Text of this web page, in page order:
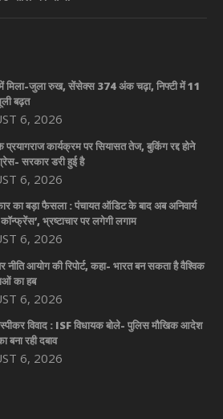
में मिला-जुला रुख, सेंसेक्स 374 अंक चढ़ा, निफ्टी में 11
बढ़त
6, 2026
प्रयागराज कार्यक्रम पर सियासत तेज, बुकिंग रद्द होने
सरकार डरी हुई है
6, 2026
का बड़ा फैसला : पंचायत ऑडिट के बाद अब अनिवार्य
कॉन्फ्रेंस’, भ्रष्टाचार पर लगेगी लगाम
6, 2026
नीति आयोग की रिपोर्ट, कहा- भारत बन सकता है वैश्विक
का हब
6, 2026
विवाद : ISF विधायक बोले- पुलिस मौखिक आदेश
बना रही दबाव
6, 2026